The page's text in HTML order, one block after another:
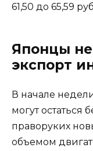
61,50 до 65,59
Японцы не
экспорт
В начале
могут остаться
праворуких
объемом